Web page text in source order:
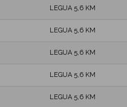
LEGUA 5,6 KM
LEGUA 5,6 KM
LEGUA 5,6 KM
LEGUA 5,6 KM
LEGUA 5,6 KM